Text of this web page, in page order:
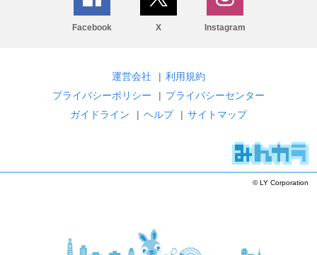
Facebook X Instagram
運営会社 | 利用規約
プライバシーポリシー
| プライバシーセンター
ガイドライン
| ヘルプ | サイトマップ
© LY Corporation